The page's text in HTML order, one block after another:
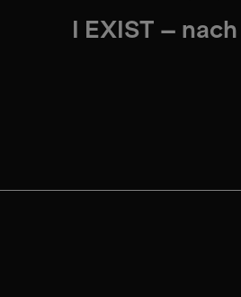
I EXIST –